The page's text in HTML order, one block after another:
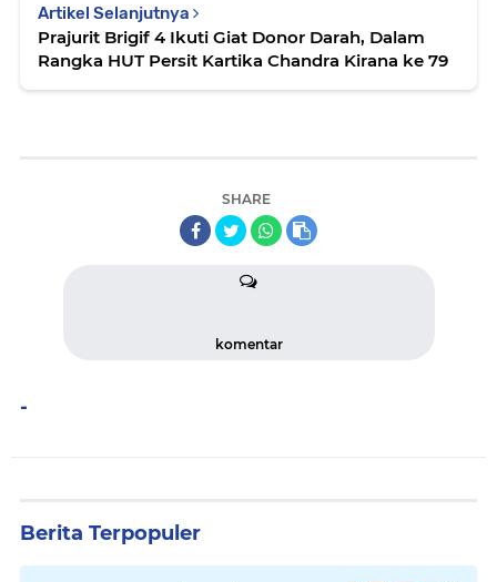
Artikel Selanjutnya
Prajurit Brigif 4 Ikuti Giat Donor Darah, Dalam
Rangka HUT Persit Kartika Chandra Kirana ke 79
SHARE
komentar
-
Berita Terpopuler